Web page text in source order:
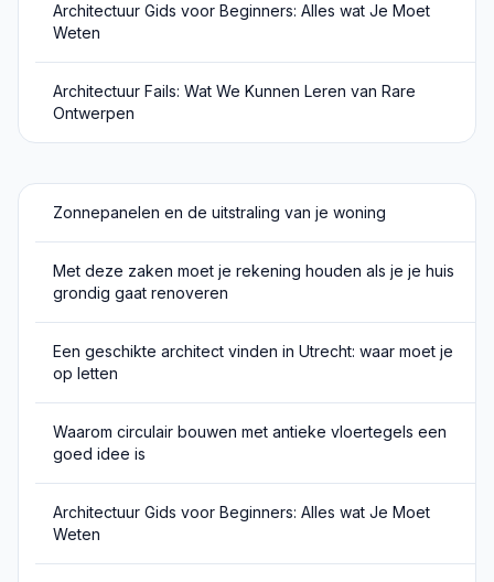
Architectuur Gids voor Beginners: Alles wat Je Moet
Weten
Architectuur Fails: Wat We Kunnen Leren van Rare
Ontwerpen
Zonnepanelen en de uitstraling van je woning
Met deze zaken moet je rekening houden als je je huis
grondig gaat renoveren
Een geschikte architect vinden in Utrecht: waar moet je
op letten
Waarom circulair bouwen met antieke vloertegels een
goed idee is
Architectuur Gids voor Beginners: Alles wat Je Moet
Weten